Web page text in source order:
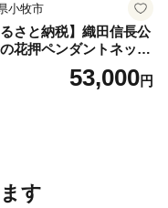
小牧市
るさと納税】織田信長公
花押ペンダントネック
53,000円
す